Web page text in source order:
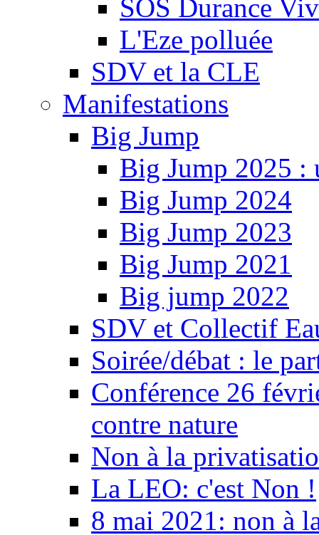
SOS Durance
L'Eze polluée
SDV et la CLE
Manifestations
Big Jump
Big Jump 2025 :
Big Jump 2024
Big Jump 2023
Big Jump 2021
Big jump 2022
SDV et Collectif
Soirée/débat : le
Conférence 26
contre nature
Non à la
La LEO: c'est Non !
8 mai 2021: non à